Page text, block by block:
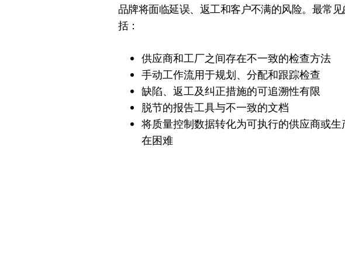
品牌将面临延误、返工和客户不满的风险。最常
括：
供应商和工厂之间存在不一致的检查方法
手动工作流用于规划、分配和跟踪检查
缺陷、返工及纠正措施的可追溯性有限
脱节的报告工具与不一致的文档
将质量控制数据转化为可执行的供应商或生
在困难